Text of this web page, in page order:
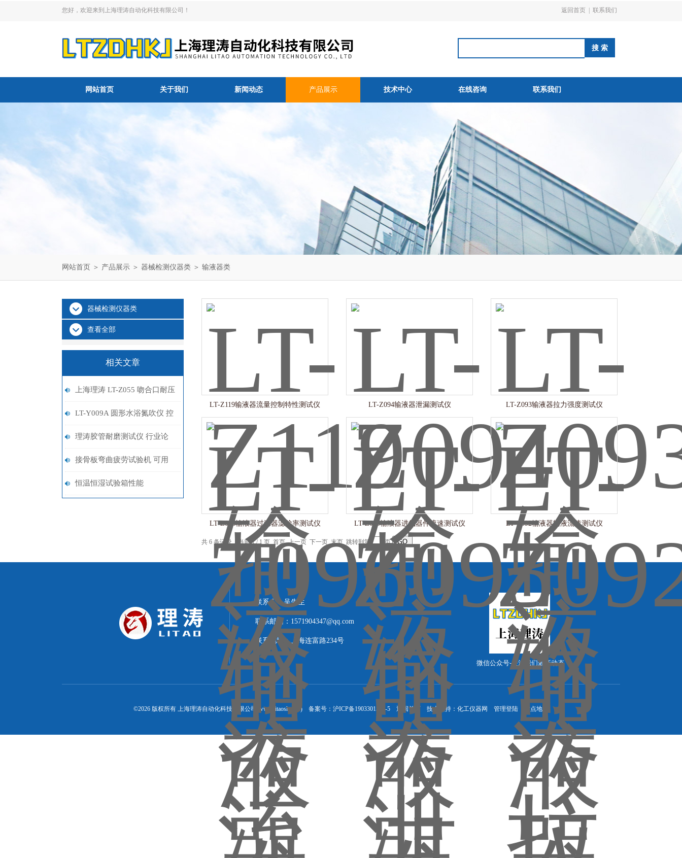
您好，欢迎来到上海理涛自动化科技有限公司！ 返回首页 联系我们
网站首页 关于我们 新闻动态 产品展示 技术中心 在线咨询 联系我们
网站首页 ＞ 产品展示 ＞ 器械检测仪器类 ＞ 输液器类
器械检测仪器类
查看全部
相关文章
上海理涛 LT-Z055 吻合口耐压
测试仪 对仪器有什么要求？
LT-Y009A 圆形水浴氮吹仪 控
温加热 吹扫捕集技术
理涛胶管耐磨测试仪 行业论
文 测试稳定
接骨板弯曲疲劳试验机 可用
于以下力学性能试验——山东
恒温恒湿试验箱性能
LT-Z119输液器流量控制特性测试仪 LT-Z094输液器泄漏测试仪 LT-Z093输液器拉力强度测试仪
LT-Z096输液器过滤器滤除率测试仪 LT-Z095输液器进气器件流速测试仪 LT-Z092输液器输液流速测试仪
共 6 条记录，当前 1 / 1 页 首页 上一页 下一页 末页 跳转到第 页
联系人：吴先生
联系邮箱：1571904347@qq.com
联系地址：上海连富路234号
微信公众号-关注我们最新动态
©2026 版权所有 上海理涛自动化科技有限公司(www.litaoshai.cn) 备案号： 沪ICP备19033015号-5 返回首页 技术支持： 化工仪器网 管理登陆 站点地图